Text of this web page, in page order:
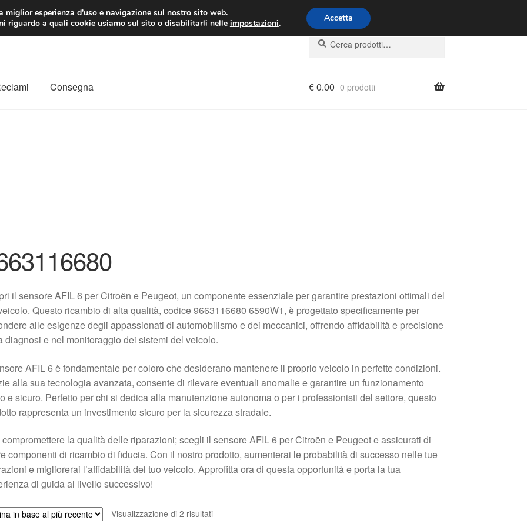
EUR Lun-Ven 9:00 - 16:00 800 580 290
Cerca:
Cerca
Consegna €0.00 0 prodotti
il sensore AFIL 6 per Citroën e Peugeot, un componente essenziale per garantire prestazioni ottimali del
Questo ricambio di alta qualità, codice 9663116680 6590W1, è progettato specificamente per
alle esigenze degli appassionati di automobilismo e dei meccanici, offrendo affidabilità e precisione
diagnosi e nel monitoraggio dei sistemi del veicolo.
AFIL 6 è fondamentale per coloro che desiderano mantenere il proprio veicolo in perfette condizioni.
alla sua tecnologia avanzata, consente di rilevare eventuali anomalie e garantire un funzionamento
e sicuro. Perfetto per chi si dedica alla manutenzione autonoma o per i professionisti del settore, questo
rappresenta un investimento sicuro per la sicurezza stradale.
compromettere la qualità delle riparazioni; scegli il sensore AFIL 6 per Citroën e Peugeot e assicurati di
componenti di ricambio di fiducia. Con il nostro prodotto, aumenterai le probabilità di successo nelle tue
e migliorerai l’affidabilità del tuo veicolo. Approfitta ora di questa opportunità e porta la tua
di guida al livello successivo!
Visualizzazione di 2 risultatiOrdina
esperienza d'uso e navigazione sul nostro sito web.
riguardo a quali cookie usiamo sul sito o disabilitarli nelle impostazioni. Accetta